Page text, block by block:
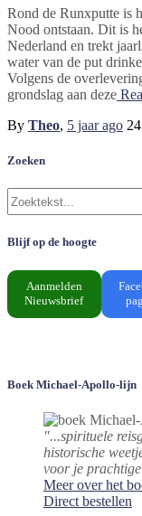
Rond de Runxputte is
Nood ontstaan. Dit is
Nederland en trekt
water van de put
Volgens de
grondslag aan deze
By Theo, 5 jaarago
Zoeken
Zoeken
Blijf op de hoogte
Aanmelden
Nieuwsbrief
Boek Michael-Apollo-lijn
"...spirituele
historische
voor je
Meer over het
Direct bestellen